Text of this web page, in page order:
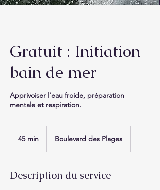
Gratuit : Initiation
bain de mer
Apprivoiser l'eau froide, préparation
mentale et respiration.
45 min
n
Boulevard des Plages
Description du service